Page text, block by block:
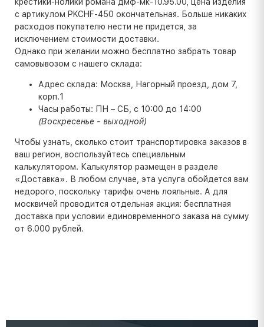
с артикулом PKCHF-450 окончательная. Больше никаких
расходов покупателю нести не придется, за
исключением стоимости доставки.
Однако при желании можно бесплатно забрать товар
самовывозом с нашего склада:
Адрес склада: Москва, Нагорный проезд, дом 7,
корп.1
Часы работы: ПН – СБ, с 10:00 до 14:00
(Воскресенье - выходной)
Чтобы узнать, сколько стоит транспортировка заказов в
ваш регион, воспользуйтесь специальным
калькулятором. Калькулятор размещен в разделе
«Доставка». В любом случае, эта услуга обойдется вам
недорого, поскольку тарифы очень лояльные. А для
москвичей проводится отдельная акция: бесплатная
доставка при условии единовременного заказа на сумму
от 6.000 рублей.